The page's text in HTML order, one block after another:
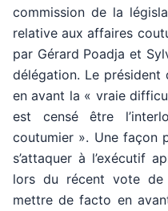
commission de la
relative aux affaires
par Gérard Poadja et
délégation. Le
en avant la « vraie
est censé être
coutumier ». Une façon
s’attaquer à l’exécutif
lors du récent vote de
mettre de facto en